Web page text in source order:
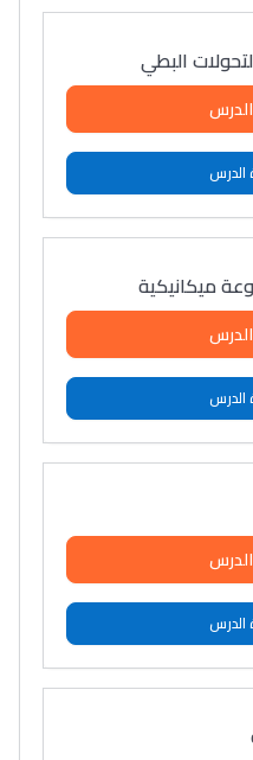
البطي
ميكانيكية